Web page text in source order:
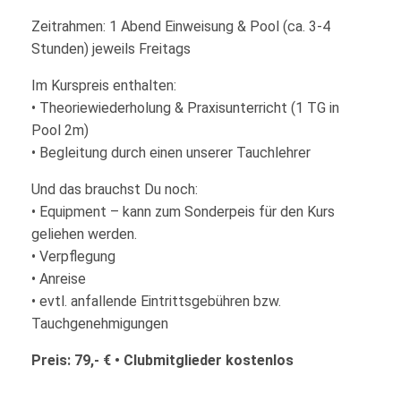
Zeitrahmen: 1 Abend Einweisung & Pool (ca. 3-4
Stunden) jeweils Freitags
Im Kurspreis enthalten:
• Theoriewiederholung & Praxisunterricht (1 TG in
Pool 2m)
• Begleitung durch einen unserer Tauchlehrer
Und das brauchst Du noch:
• Equipment – kann zum Sonderpeis für den Kurs
geliehen werden.
• Verpflegung
• Anreise
• evtl. anfallende Eintrittsgebühren bzw.
Tauchgenehmigungen
Preis: 79,- € • Clubmitglieder kostenlos